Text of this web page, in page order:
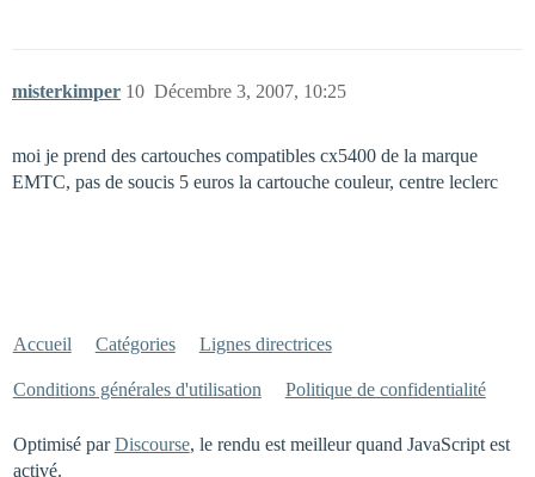
misterkimper Décembre 3, 2007, 10:25
10
moi je prend des cartouches compatibles cx5400 de la marque
EMTC, pas de soucis 5 euros la cartouche couleur, centre leclerc
Accueil Catégories Lignes directrices
Conditions générales d'utilisation Politique de confidentialité
Optimisé parDiscourse, le rendu est meilleur quand JavaScript est
activé.